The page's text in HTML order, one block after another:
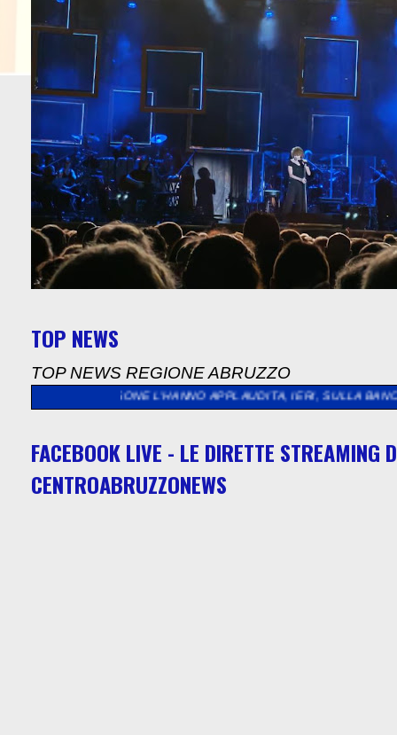
TOP NEWS
TOP NEWS REGIONE ABRUZZO
L’HANNO APPLAUDITA, IERI, SULLA BANCHINA DI RIVA.
FACEBOOK LIVE - LE DIRETTE STREAMING
CENTROABRUZZONEWS